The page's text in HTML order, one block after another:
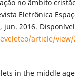
no âmbito
Eletrônica
jun. 2016.
article/view/
in the middle